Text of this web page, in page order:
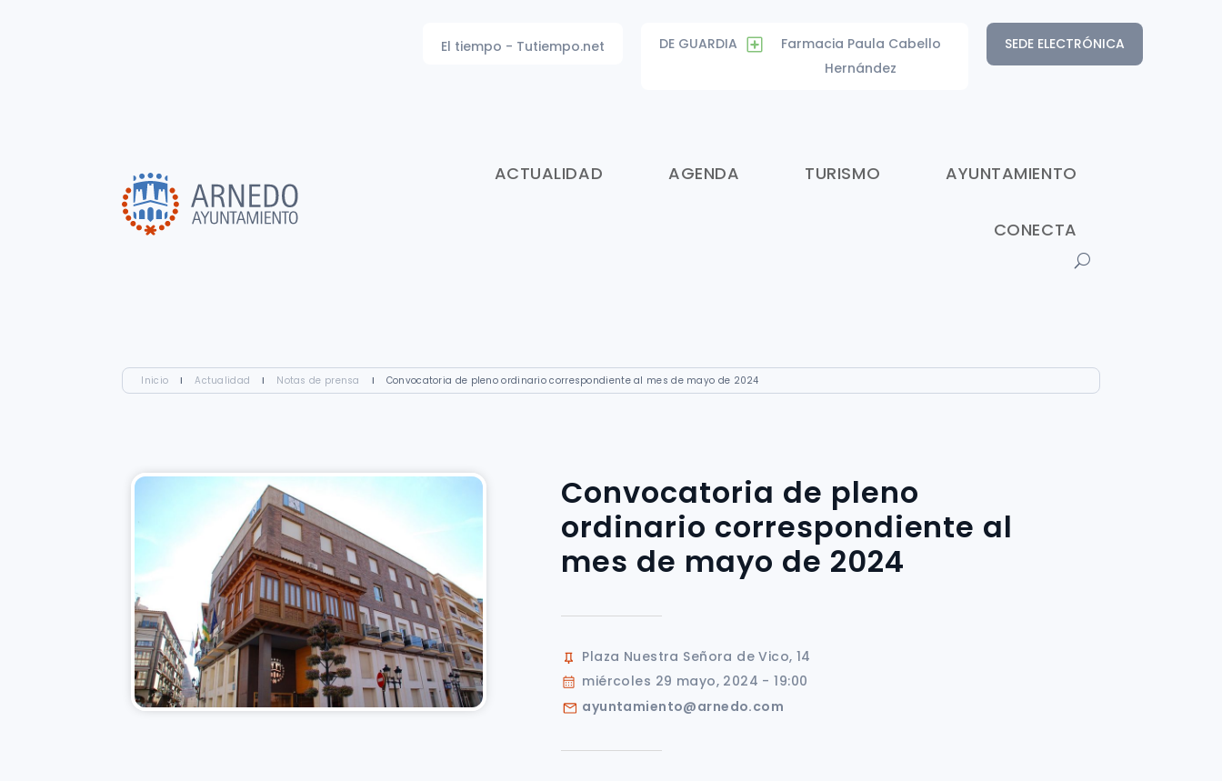
SEDE ELECTRÓNICA
DE GUARDIA
Farmacia Paula Cabello
Hernández
El tiempo - Tutiempo.net
ACTUALIDAD AGENDA TURISMO AYUNTAMIENTO
CONECTA
Inicio I Actualidad I Notas de prensa I Convocatoria de pleno ordinario correspondiente al mes de mayo de 2024
Convocatoria de pleno
ordinario correspondiente al
mes de mayo de 2024
Plaza Nuestra Señora de Vico, 14
miércoles 29 mayo, 2024 - 19:00
ayuntamiento@arnedo.com